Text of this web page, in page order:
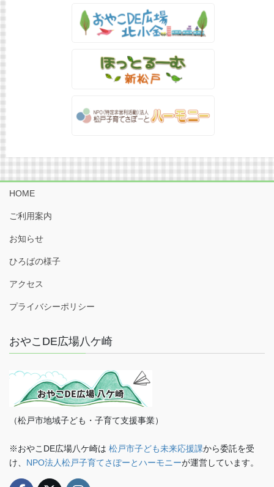
HOME
ご利用案内
お知らせ
ひろばの様子
アクセス
プライバシーポリシー
おやこDE広場八ケ崎
（松戸市地域子ども・子育て支援事業）
※おやこDE広場八ケ崎は 松戸市子ども未来応援課から委託を受
け、 NPO法人松戸子育てさぽーとハーモニーが運営しています。